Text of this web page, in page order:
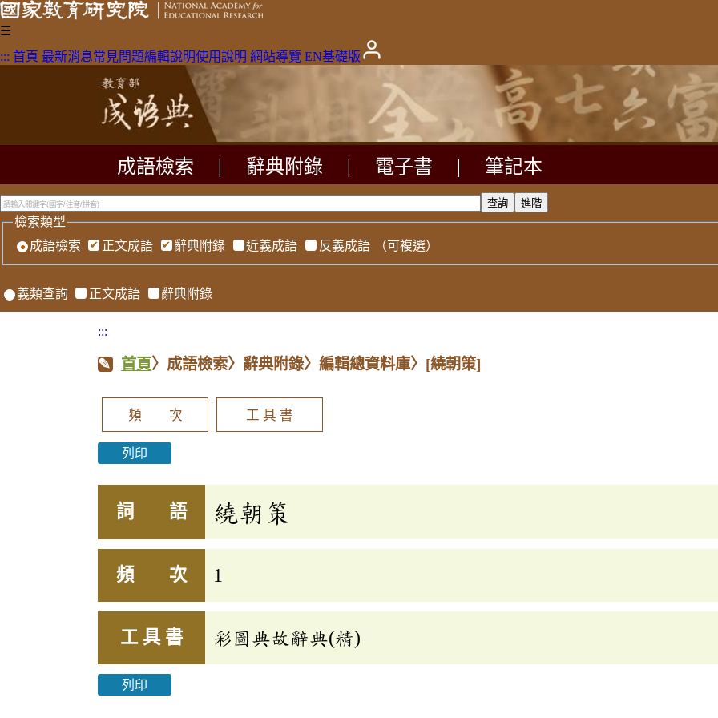
☰
::: 首頁 最新消息常見問題編輯說明使用說明 網站導覽 EN基礎版
成語檢索 辭典附錄 電子書 筆記本
檢索類型
成語檢索
正文成語 辭典附錄 近義成語 反義成語 （可複選）
義類查詢 正文成語 辭典附錄
:::
首頁〉成語檢索〉辭典附錄〉編輯總資料庫〉 [繞朝策]
頻 次 工 具 書
列印
詞 語 繞朝策
頻 次 1
工 具 書 彩圖典故辭典(精)
列印